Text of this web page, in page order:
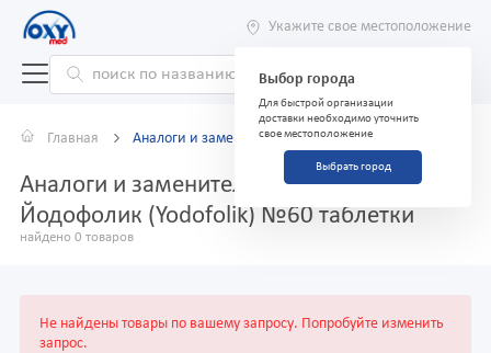
Укажите свое местоположение
Выбор города
Для быстрой организации
доставки необходимо уточнить
свое местоположение
Выбрать город
Главная Аналоги и заменители
Аналоги и заменители препарата
Йодофолик (Yodofolik) №60 таблетки
найдено 0 товаров
Не найдены товары по вашему запросу. Попробуйте изменить
запрос.